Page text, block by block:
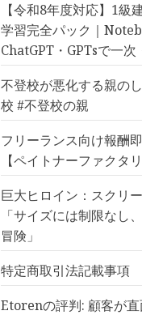
【令和8年度対応】1級
学習完全パック｜
ChatGPT・GPTsで一
不登校が悪化する親の
校 #不登校の親
フリーランス向け報酬
【ペイトナーファクタリ
巨大ヒロイン：スクリ
「サイズには制限なし
冒険」
特定商取引法記載事項
Etorenの評判: 顧客が